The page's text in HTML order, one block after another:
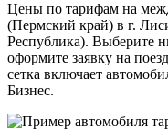
Цены по тарифам на
(Пермский край) в г.
Республика). Выберите
оформите заявку на
сетка включает
Бизнес.